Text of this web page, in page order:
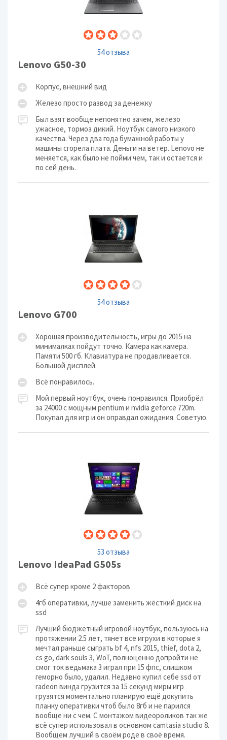
54 отзыва
Lenovo G50-30
Корпус, внешний вид
Железо просто развод за денежку
Был взят вообще непонятно зачем, железо
ужасное, тормоз дикий. Ноутбук самого низкого
качества. Через два года бумажной работы у
машины сгорела плата. Деньги на ветер. Lenovo не
меняется, как было не пойми чем, так и остается и
по сей день.
54 отзыва
Lenovo G700
Хорошая производительность, игры до 2015 на
минималках пойдут точно. Камера как камера.
Памяти 500 гб. Клавиатура не продавливается.
Большой дисплей.
Всё понравилось.
Мой первый ноутбук, очень понравился. Приобрёл
за 24000 с мощным pentium и nvidia geforce 720m.
Покупал для игр и он оправдал ожидания. Советую.
53 отзыва
Lenovo IdeaPad G505s
Всё супер кроме 2 факторов
4гб оперативки, лучше заменить жёсткий диск на
ssd
Лучший бюджетный игровой ноутбук, пользуюсь на
протяжении 2.5 лет, тянет все игрухи в которые я
мечтал раньше сыграть bf 4, nfs 2015, thief, dota 2,
cs go, dark souls 3, WoT, полноценно допройти не
смог ток ведьмака 3 играл при 15 фпс, слишком
геморно было, удалил. Недавно купил себе ssd от
radeon винда грузится за 15 секунд миры игр
грузятся моментально планирую ещё докупить
планку оперативки чтоб было 8гб и не парился
вообще ни с чем. С монтажом видеороликов так же
всё супер использовал в основном camtasia studio 8.
Вообщем лучший в своём роде в своё время.